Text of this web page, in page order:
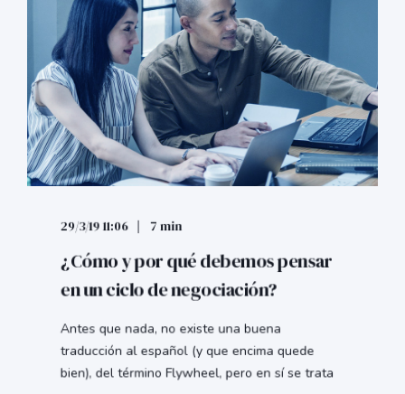
29/3/19 11:06 7 min
¿Cómo y por qué debemos pensar
en un ciclo de negociación?
Antes que nada, no existe una buena
traducción al español (y que encima quede
bien), del término Flywheel, pero en sí se trata